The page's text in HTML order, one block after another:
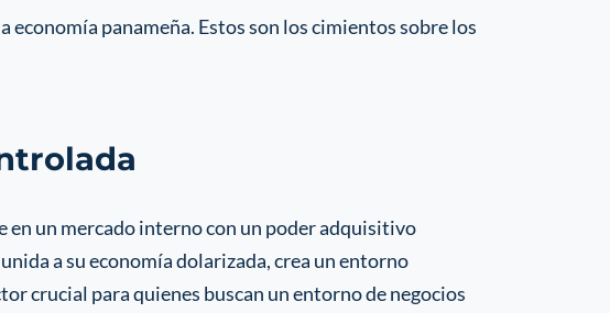
panameña. Estos son los cimientos sobre los
en un mercado interno con un poder adquisitivo
a su economía dolarizada, crea un entorno
crucial para quienes buscan un entorno de negocios